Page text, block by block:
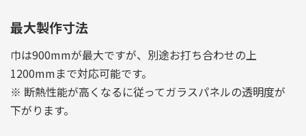
最大製作寸法
巾は900mmが最大ですが、別途お打ち合わせの上
1200mmまで対応可能です。
※ 断熱性能が高くなるに従ってガラスパネルの透明度が
下がります。